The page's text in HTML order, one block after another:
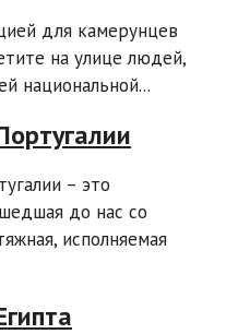
для камерунцев
на улице людей,
национальной...
– это
до нас со
исполняемая